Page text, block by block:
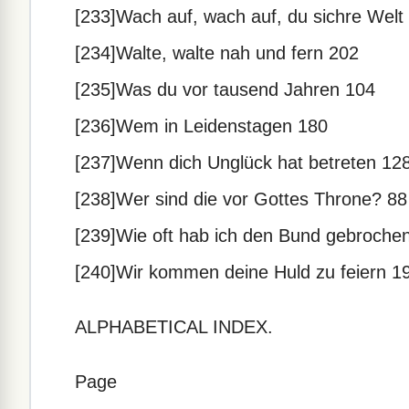
[233]Wach auf, wach auf, du sichre Welt
[234]Walte, walte nah und fern 202
[235]Was du vor tausend Jahren 104
[236]Wem in Leidenstagen 180
[237]Wenn dich Unglück hat betreten
[238]Wer sind die vor Gottes Throne? 88
[239]Wie oft hab ich den Bund
[240]Wir kommen deine Huld zu feiern
ALPHABETICAL INDEX.
Page